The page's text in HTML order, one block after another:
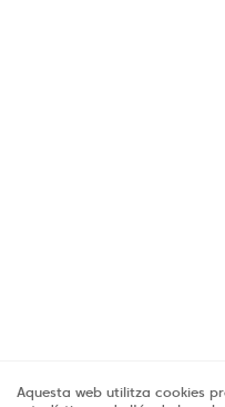
Aquesta web utilitza cookies